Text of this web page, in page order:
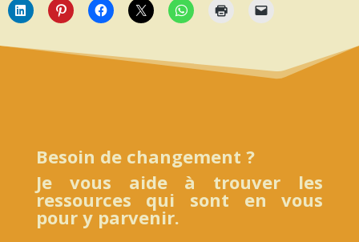
Besoin de changement ?
Je vous aide à trouver les
ressources qui sont en vous
pour y parvenir.